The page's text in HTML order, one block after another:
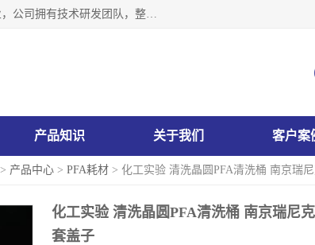
南京瑞尼克科技开发有限公司位于六朝古都南京，是一家集生产，研发，销售为一体的现代化企业，公司拥有技术研发团队，整洁明亮的厂房及的技术仪器设备，技术力量雄厚。公司长久以来一直坚持以生产研发国内完mei的痕量分析器皿为目标，客户满意的实验需求是我们永远的追求。长久以来与客户建立了良好的合作关系，在同行业中建立了自己的信誉与品牌。公司将一如既往的奋进不息，为客户带来为舒心的服务！
产品知识 关于我们 客户案
> 产品中心 > PFA耗材 > 化工实验 清洗晶圆PFA清洗桶 南京瑞
化工实验 清洗晶圆PFA清洗桶 南京瑞尼
套盖子